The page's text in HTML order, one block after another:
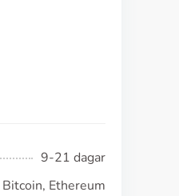
9-21 dagar
Ethereum